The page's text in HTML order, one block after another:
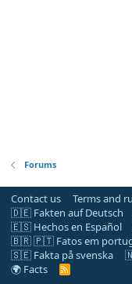
Forums
Contact us Terms and
🇩🇪 Fakten auf Deutsch
🇪🇸 Hechos en Español
🇧🇷 🇵🇹 Fatos em
🇸🇪 Fakta på svenska
🌍 Facts
R